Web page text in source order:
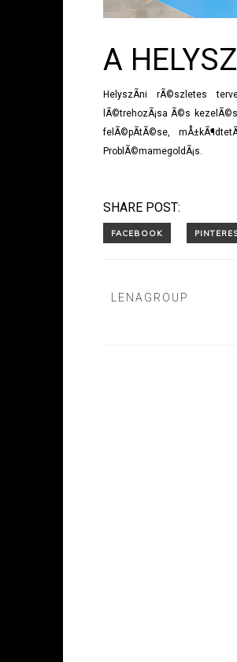
A
HelyszÃ­ni rÃ©szletes
lÃ©trehozÃ¡sa Ã©s
felÃ©pÃ­tÃ©se,
ProblÃ©mamegoldÃ¡s.
SHARE POST:
LENAGROUP